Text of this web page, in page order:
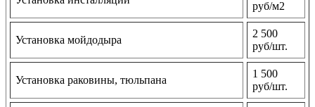
руб/м2
Установка мойдодыра
2 500
руб/шт.
Установка раковины, тюльпана
1 500
руб/шт.